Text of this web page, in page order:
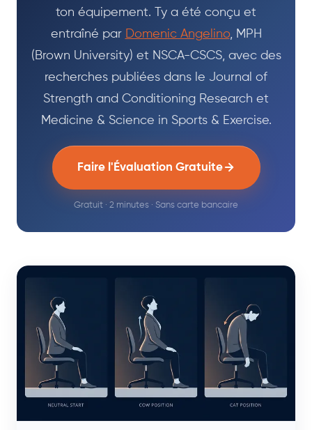
ton équipement. Ty a été conçu et
entraîné par Domenic Angelino, MPH
(Brown University) et NSCA-CSCS, avec des
recherches publiées dans le Journal of
Strength and Conditioning Research et
Medicine & Science in Sports & Exercise.
Faire l'Évaluation Gratuite
Gratuit · 2 minutes · Sans carte bancaire